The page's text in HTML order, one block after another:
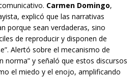
Carmen Domingo,
explicó que las narrativas
porque sean verdaderas, sino
de reproducir y disponen de
Alertó sobre el mecanismo de
norma” y señaló que estos discursos
el miedo y el enojo, amplificando